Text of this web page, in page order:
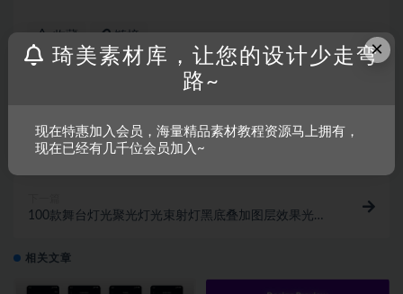
收藏 链接
15款时尚工作证胸牌门禁卡ID卡挂绳设计展示PS智能
100款舞台灯光聚光灯光束射灯黑底叠加图层效果光效
相关文章
×
琦美素材库，让您的设计少走弯
路~
现在特惠加入会员，海量精品素材教程资源马上拥有，
现在已经有几千位会员加入~